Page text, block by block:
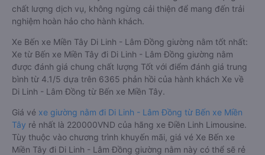
chất lượng dịch vụ, không ngừng cải thiện để mang đến trải
nghiệm hoàn hảo cho hành khách.
Xe Bến xe Miền Tây Di Linh - Lâm Đồng giường nằm tốt nhất:
Xe từ Bến xe Miền Tây đi Di Linh - Lâm Đồng giường nằm
được đánh giá chung chất lượng Tốt với điểm đánh giá trung
bình từ 4.1/5 dựa trên 6365 phản hồi của hành khách Xe về
Di Linh - Lâm Đồng từ Bến xe Miền Tây.
Giá vé xe giường nằm đi Di Linh - Lâm Đồng từ Bến xe Miền
Tây rẻ nhất là 220000VND của hãng xe Điền Linh Limousine.
Tùy thuộc vào chương trình khuyến mãi, giá vé Xe Bến xe
Miền Tây đi Di Linh - Lâm Đồng giường nằm này có thể sẽ rẻ